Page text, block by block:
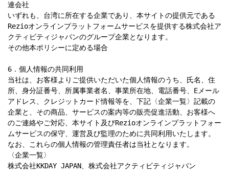
連会社
いずれも、台湾に所在する企業であり、本サイトの提供元である
Rezioオンラインプラットフォームサービスを提供する株式会社ア
クティビティジャパンのグループ企業となります。
その他本ポリシーに定める場合
6．個人情報の共同利用
当社は、お客様よりご提供いただいた個人情報のうち、氏名、住
所、身分証番号、所属事業者名、事業所在地、電話番号、Eメール
アドレス、クレジットカード情報等を、下記〈企業一覧〉記載の
企業と、その商品、サービスの案内等の販売促進活動、お客様へ
のご連絡やご対応、本サイト及びRezioオンラインプラットフォー
ムサービスの保守、運営及び監理のために共同利用いたします。
なお、これらの個人情報の管理責任者は当社となります。
〈企業一覧〉
株式会社KKDAY JAPAN、株式会社アクティビティジャパン